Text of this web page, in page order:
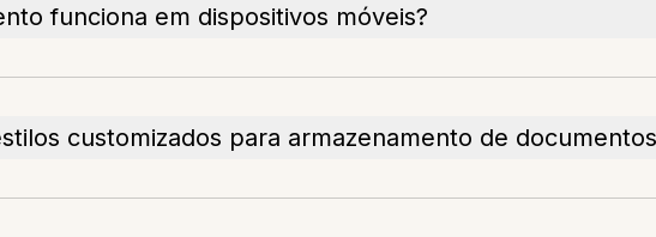
funciona em dispositivos móveis?
customizados para armazenamento de